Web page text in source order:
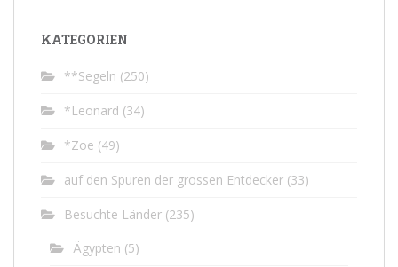
KATEGORIEN
**Segeln (250)
*Leonard (34)
*Zoe (49)
auf den Spuren der grossen Entdecker (33)
Besuchte Länder (235)
Ägypten (5)